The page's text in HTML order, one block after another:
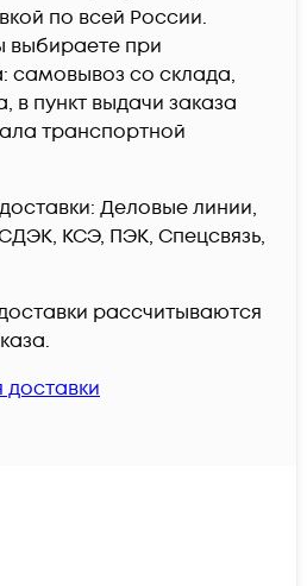
по всей России.
выбираете при
самовывоз со склада,
в пункт выдачи заказа
транспортной
Деловые линии,
КСЭ, ПЭК, Спецсвязь,
рассчитываются